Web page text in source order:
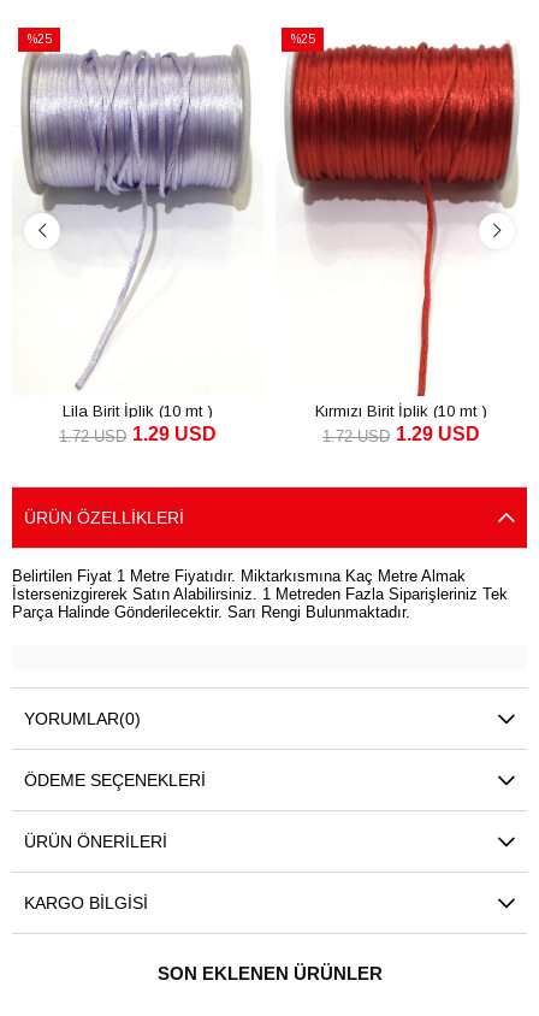
%25
İndirim
%25İndirim
Lila Birit İplik (10 mt )
1.29 USD
1.72 USD
%25
İndirim
%25İndirim
Kırmızı Birit İplik (10 mt )
1.29 USD
1.72 USD
ÜRÜN ÖZELLIKLERI
Belirtilen Fiyat 1 Metre Fiyatıdır. Miktarkısmına Kaç Metre Almak
İstersenizgirerek Satın Alabilirsiniz. 1 Metreden Fazla Siparişleriniz Tek
Parça Halinde Gönderilecektir. Sarı Rengi Bulunmaktadır.
YORUMLAR(0)
ÖDEME SEÇENEKLERI
ÜRÜN ÖNERILERI
KARGO BILGISI
SON EKLENEN ÜRÜNLER